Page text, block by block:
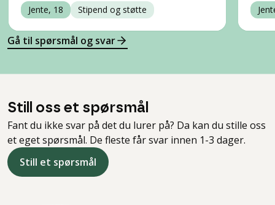
Jente, 18 Stipend og støtte
Gå til spørsmål og svar
Still oss et spørsmål
Fant du ikke svar på det du lurer på? Da kan du stille oss
et eget spørsmål. De fleste får svar innen 1-3 dager.
Still et spørsmål